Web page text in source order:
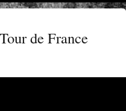
de France